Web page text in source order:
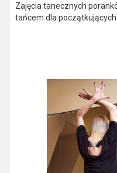
Zajęcia tanecznych
tańcem dla początkujących.